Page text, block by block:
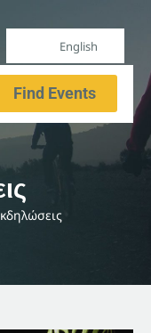
English
Find Events